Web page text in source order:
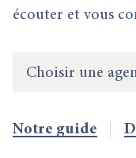
écouter et vous
Choisir une
Notre guide